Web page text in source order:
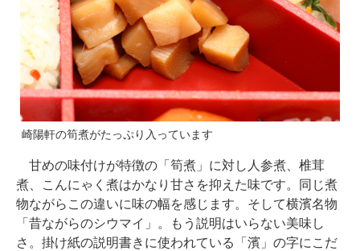
崎陽軒の筍煮がたっぷり入っています
甘めの味付けが特徴の「筍煮」に対し人参煮、椎茸
煮、こんにゃく煮はかなり甘さを抑えた味です。同じ煮
物ながらこの違いに味の幅を感じます。そして横濱名物
「昔ながらのシウマイ」。もう説明はいらない美味し
さ。掛け紙の説明書きに使われている「濱」の字にこだ